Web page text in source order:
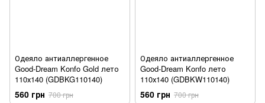
Одеяло антиаллергенное
Good-Dream Konfo Gold лето
110х140 (GDBKG110140)
560 грн 700 грн
Одеяло антиаллергенное
Good-Dream Konfo лето
110х140 (GDBKW110140)
560 грн 700 грн